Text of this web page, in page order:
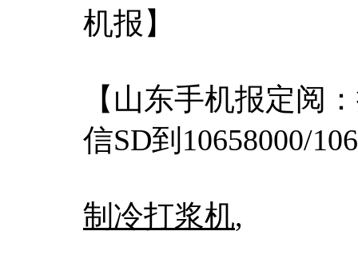
机报】
【山东手机报定阅
信SD到10658000/
制冷打浆机,